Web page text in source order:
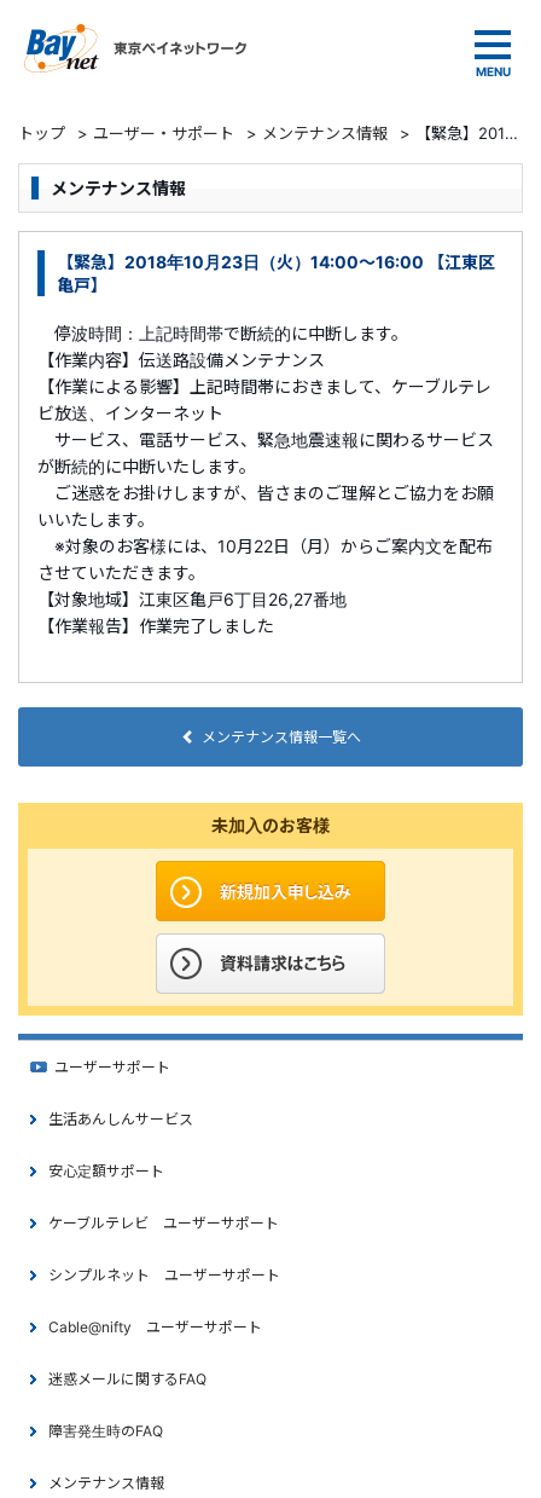
トップ > ユーザー・サポート > メンテナンス情報 > 【緊急】2018年10月23日（火）14:00～16:00 【江東区亀戸】
メンテナンス情報
【緊急】2018年10月23日（火）14:00～16:00 【江東区
亀戸】
停波時間：上記時間帯で断続的に中断します。
【作業内容】伝送路設備メンテナンス
【作業による影響】上記時間帯におきまして、ケーブルテレ
ビ放送、インターネット
サービス、電話サービス、緊急地震速報に関わるサービス
が断続的に中断いたします。
ご迷惑をお掛けしますが、皆さまのご理解とご協力をお願
いいたします。
※対象のお客様には、10月22日（月）からご案内文を配布
させていただきます。
【対象地域】江東区亀戸6丁目26,27番地
【作業報告】作業完了しました
メンテナンス情報一覧へ
未加入のお客様
ユーザーサポート
生活あんしんサービス
安心定額サポート
ケーブルテレビ ユーザーサポート
シンプルネット ユーザーサポート
Cable@nifty ユーザーサポート
迷惑メールに関するFAQ
障害発生時のFAQ
メンテナンス情報